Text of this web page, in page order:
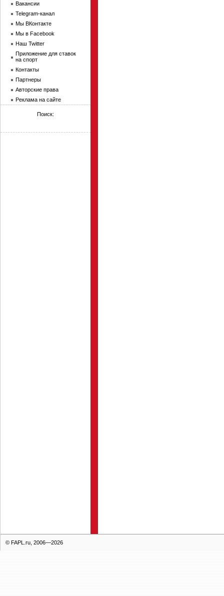
Вакансии
Telegram-канал
Мы ВКонтакте
Мы в Facebook
Наш Twitter
Приложение для ставок
на спорт
Контакты
Партнеры
Авторские права
Реклама на сайте
Поиск:
© FAPL.ru, 2006—2026